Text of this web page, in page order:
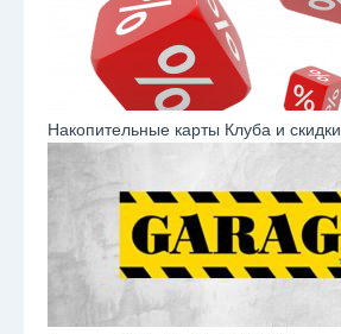
Накопительные карты Клуба и скидки